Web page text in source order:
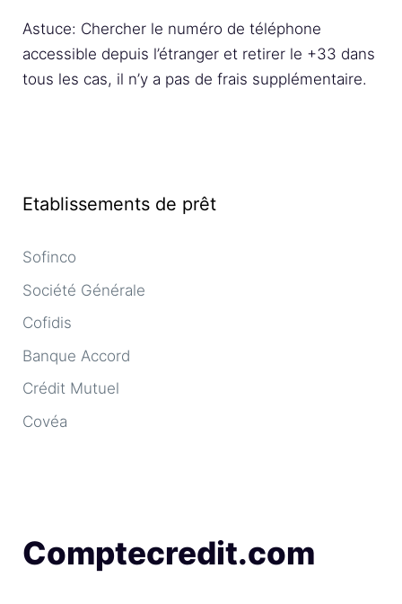
Astuce: Chercher le numéro de téléphone
accessible depuis l’étranger et retirer le +33 dans
tous les cas, il n’y a pas de frais supplémentaire.
Etablissements de prêt
Sofinco
Société Générale
Cofidis
Banque Accord
Crédit Mutuel
Covéa
Comptecredit.com